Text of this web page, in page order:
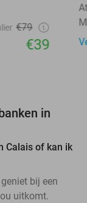
€79
€39
in
Calais of kan ik
bij een
uitkomt.